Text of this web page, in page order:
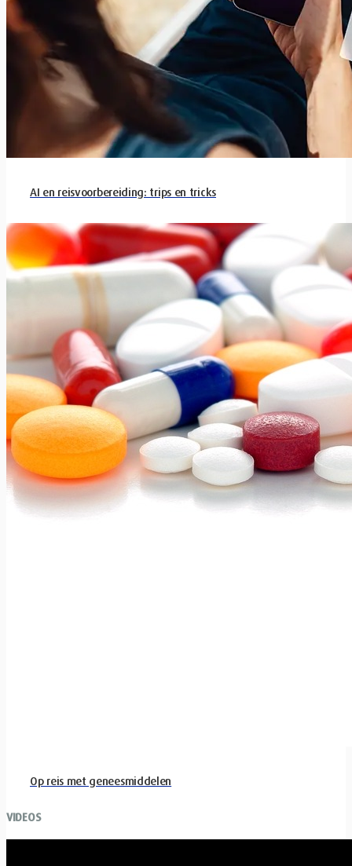
AI en reisvoorbereiding: trips en tricks
Op reis met geneesmiddelen
VIDEOS